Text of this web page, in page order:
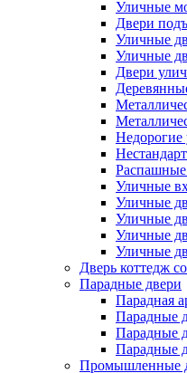
Уличные
Двери
Уличные
Уличные
Двери
Недорогие
Уличные
Уличные
Уличные
Уличные
Уличные
Дверь коттедж
Парадные двери
Парадная
Парадные
Парадные
Парадные
Промышленные